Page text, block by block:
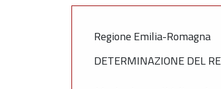
Regione Emilia-Romagna
DETERMINAZIONE DEL